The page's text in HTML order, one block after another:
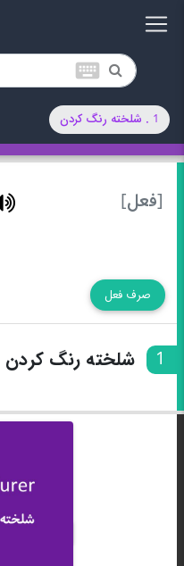
keyboard
1 . شلخته رنگ کردن
[فعل]
صرف فعل
1 شلخته رنگ کردن